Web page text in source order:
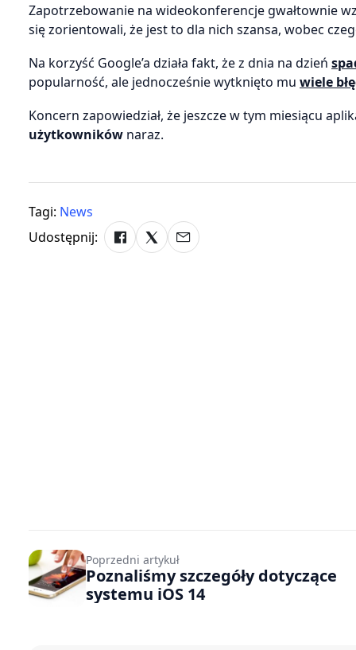
Zapotrzebowanie na wideokonferencje gwałtownie
się zorientowali, że jest to dla nich szansa, wobec
Na korzyść Google’a działa fakt, że z dnia na dzień
popularność, ale jednocześnie wytknięto mu wiele
Koncern zapowiedział, że jeszcze w tym miesiącu
użytkowników naraz.
Tagi: News
Udostępnij:
Poprzedni artykuł
Poznaliśmy szczegóły dotyczące
systemu iOS 14